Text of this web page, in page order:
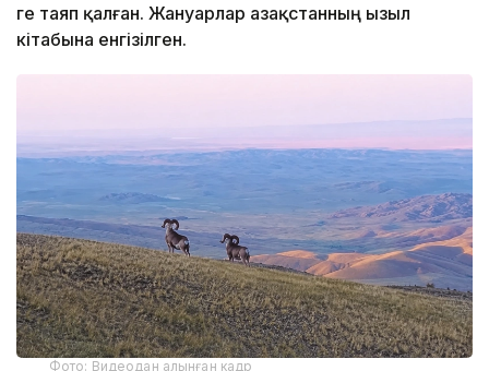
ге таяп қалған. Жануарлар Қазақстанның Қызыл
кітабына енгізілген.
Фото: Видеодан алынған кадр